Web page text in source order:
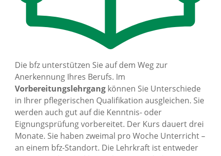
Die bfz unterstützen Sie auf dem Weg zur
Anerkennung Ihres Berufs. Im
Vorbereitungslehrgang können Sie Unterschiede
in Ihrer pflegerischen Qualifikation ausgleichen. Sie
werden auch gut auf die Kenntnis- oder
Eignungsprüfung vorbereitet. Der Kurs dauert drei
Monate. Sie haben zweimal pro Woche Unterricht –
an einem bfz-Standort. Die Lehrkraft ist entweder